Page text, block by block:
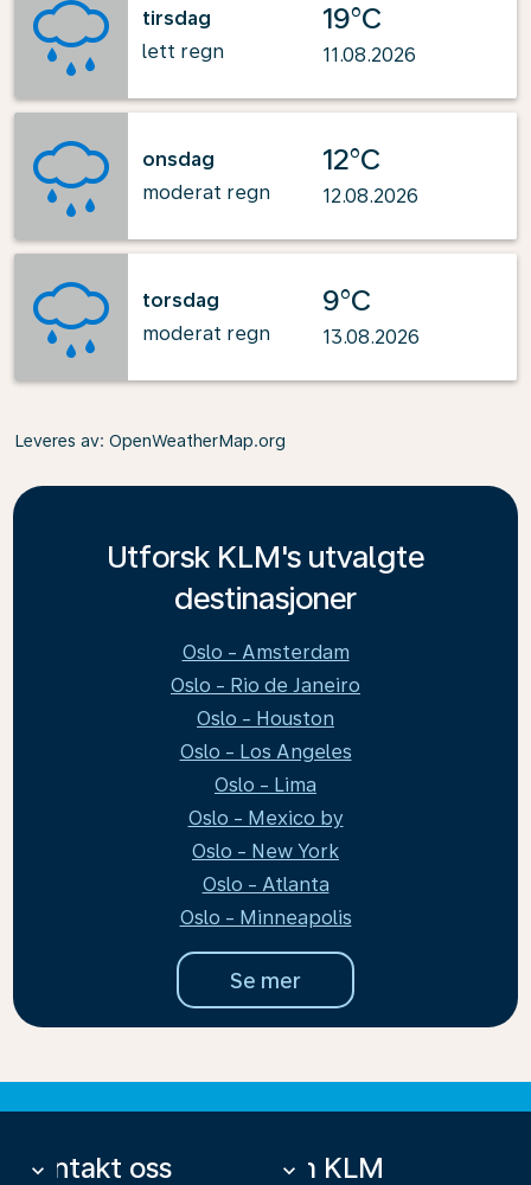
tirsdag
lett regn
19°C
11.08.2026
onsdag
moderat regn
12°C
12.08.2026
torsdag
moderat regn
9°C
13.08.2026
Leveres av: OpenWeatherMap.org
Utforsk KLM's utvalgte
destinasjoner
Oslo - Amsterdam
Oslo - Rio de Janeiro
Oslo - Houston
Oslo - Los Angeles
Oslo - Lima
Oslo - Mexico by
Oslo - New York
Oslo - Atlanta
Oslo - Minneapolis
Se mer
Kontakt oss
keyboard_arrow_down Om KLM
keyboard_arrow_down